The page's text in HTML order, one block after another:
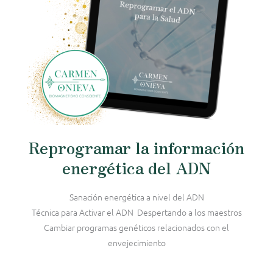
Reprogramar la información
energética del ADN
Sanación energética a nivel del ADN
Técnica para Activar el ADN Despertando a los maestros
Cambiar programas genéticos relacionados con el
envejecimiento